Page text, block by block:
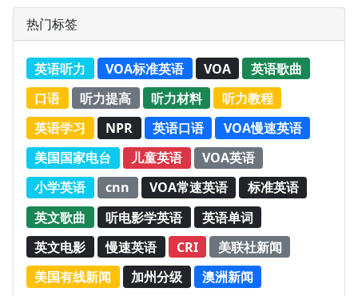
热门标签
英语听力 VOA标准英语 VOA
英语歌曲
口语
听力提高 听力材料
听力教程
英语学习
NPR 英语口语
VOA慢速英语
美国国家电台
儿童英语
VOA英语
小学英语
cnn VOA常速英语
标准英语
英文歌曲
听电影学英语
英语单词
英文电影
慢速英语 CRI
美联社新闻
美国有线新闻
加州分级
澳洲新闻